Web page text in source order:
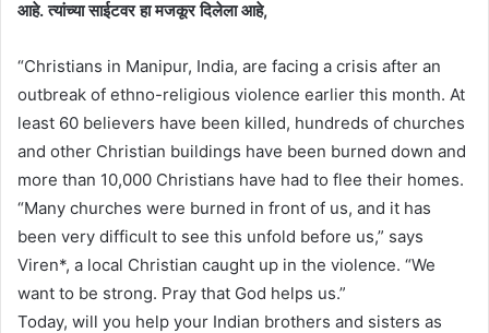
आहे. त्यांच्या साईटवर हा मजकूर दिलेला आहे,
“Christians in Manipur, India, are facing a crisis after an
outbreak of ethno-religious violence earlier this month. At
least 60 believers have been killed, hundreds of churches
and other Christian buildings have been burned down and
more than 10,000 Christians have had to flee their homes.
“Many churches were burned in front of us, and it has
been very difficult to see this unfold before us,” says
Viren*, a local Christian caught up in the violence. “We
want to be strong. Pray that God helps us.”
Today, will you help your Indian brothers and sisters as